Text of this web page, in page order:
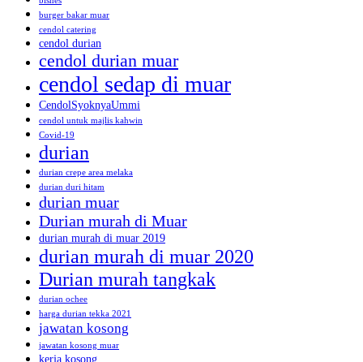
burger bakar muar
cendol catering
cendol durian
cendol durian muar
cendol sedap di muar
CendolSyoknyaUmmi
cendol untuk majlis kahwin
Covid-19
durian
durian crepe area melaka
durian duri hitam
durian muar
Durian murah di Muar
durian murah di muar 2019
durian murah di muar 2020
Durian murah tangkak
durian ochee
harga durian tekka 2021
jawatan kosong
jawatan kosong muar
kerja kosong